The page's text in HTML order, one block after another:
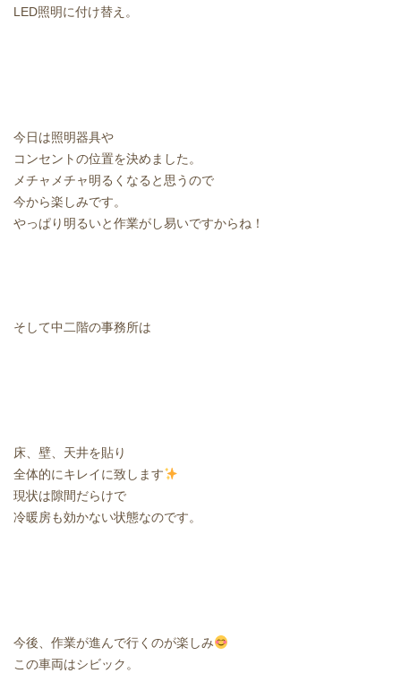
LED照明に付け替え。
今日は照明器具や
コンセントの位置を決めました。
メチャメチャ明るくなると思うので
今から楽しみです。
やっぱり明るいと作業がし易いですからね！
そして中二階の事務所は
床、壁、天井を貼り
全体的にキレイに致します
現状は隙間だらけで
冷暖房も効かない状態なのです。
今後、作業が進んで行くのが楽しみ
この車両はシビック。